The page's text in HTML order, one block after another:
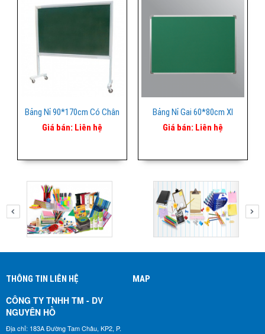
Bảng Nỉ 90*170cm Có Chân
Giá bán: Liên hệ
Bảng Nỉ Gai 60*80cm Xl
Giá bán: Liên hệ
THÔNG TIN LIÊN HỆ
CÔNG TY TNHH TM - DV
NGUYÊN HỒ​
Địa chỉ: 183A Đường Tam Châu, KP2, P.
MAP